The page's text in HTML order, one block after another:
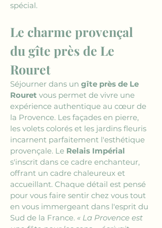
spécial.
Le charme provençal
du gîte près de Le
Rouret
Séjourner dans un gîte près de Le
Rouret vous permet de vivre une
expérience authentique au cœur de
la Provence. Les façades en pierre,
les volets colorés et les jardins fleuris
incarnent parfaitement l'esthétique
provençale. Le Relais Impérial
s'inscrit dans ce cadre enchanteur,
offrant un cadre chaleureux et
accueillant. Chaque détail est pensé
pour vous faire sentir chez vous tout
en vous immergeant dans l'esprit du
Sud de la France. « La Provence est